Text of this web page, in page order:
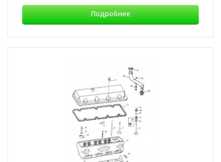
Подробнее